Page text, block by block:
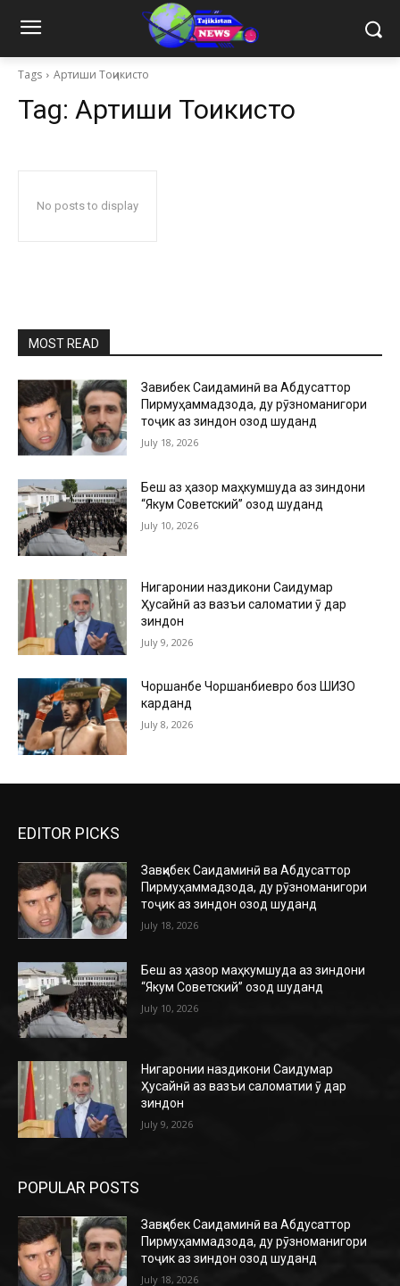
Tags Артиши Тоҷикисто
Tag: Артиши Тоҷикисто
No posts to display
MOST READ
Завқибек Саидаминӣ ва Абдусаттор
Пирмуҳаммадзода, ду рӯзноманигори
тоҷик аз зиндон озод шуданд
July 18, 2026
Беш аз ҳазор маҳкумшуда аз зиндони
“Якум Советский” озод шуданд
July 10, 2026
Нигаронии наздикони Саидумар
Ҳусайнӣ аз вазъи саломатии ӯ дар
зиндон
July 9, 2026
Чоршанбе Чоршанбиевро боз ШИЗО
карданд
July 8, 2026
EDITOR PICKS
Завқибек Саидаминӣ ва Абдусаттор
Пирмуҳаммадзода, ду рӯзноманигори
тоҷик аз зиндон озод шуданд
July 18, 2026
Беш аз ҳазор маҳкумшуда аз зиндони
“Якум Советский” озод шуданд
July 10, 2026
Нигаронии наздикони Саидумар
Ҳусайнӣ аз вазъи саломатии ӯ дар
зиндон
July 9, 2026
POPULAR POSTS
Завқибек Саидаминӣ ва Абдусаттор
Пирмуҳаммадзода, ду рӯзноманигори
тоҷик аз зиндон озод шуданд
July 18, 2026